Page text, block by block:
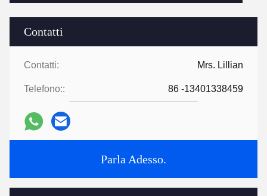
Contatti
Contatti: Mrs. Lillian
Telefono:: 86 -13401338459
Parla Adesso.